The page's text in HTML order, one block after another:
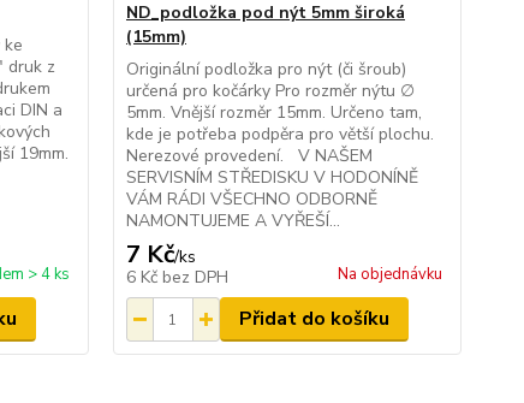
druk z
DIN a
19mm.
> 4 ks
ND_podložka pod nýt 5mm široká
(15mm)
Originální podložka pro nýt (či šroub)
určená pro kočárky Pro rozměr nýtu ∅
5mm. Vnější rozměr 15mm. Určeno tam,
kde je potřeba podpěra pro větší plochu.
Nerezové provedení. V NAŠEM
SERVISNÍM STŘEDISKU V HODONÍNĚ
VÁM RÁDI VŠECHNO ODBORNĚ
NAMONTUJEME A VYŘEŠÍ...
7 Kč/ks
6 Kč bez DPH Na objednávku
Přidat do košíku